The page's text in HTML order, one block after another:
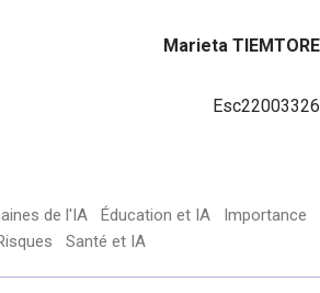
Marieta TIEMTORE
Esc22003326
de l'IA Éducation et IA
Importance
Santé et IA